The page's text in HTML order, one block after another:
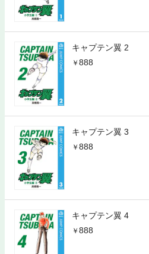
キャプテン翼 2
888
キャプテン翼 3
888
キャプテン翼 4
888